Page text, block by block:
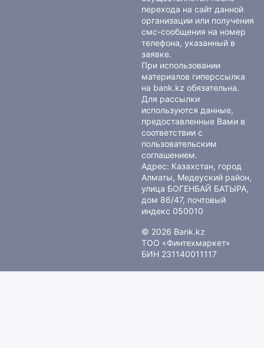
перехода на сайт данной
организации или получения
смс-сообщения на номер
телефона, указанный в
заявке.
При использовании
материалов гиперссылка
на bank.kz обязательна.
Для рассылки
используются данные,
предоставленные Вами в
соответствии с
пользовательским
соглашением.
Адрес: Казахстан, город
Алматы, Медеуский район,
улица БОГЕНБАЙ БАТЫРА,
дом 86/47, почтовый
индекс 050010
© 2026 Bank.kz
ТОО «Финтехмаркет»
БИН 231140011117